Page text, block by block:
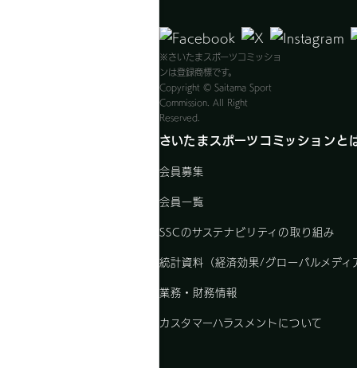
※さいたまスポーツコミッショ
ンは登録商標です。
Copyright © Saitama Sport
Commission. All Right
Reserved.
さいたまスポーツコミッションと
会員募集
会員一覧
SSCのサステナビリティの取り組み
統計資料（経済効果/グローバルメディ
業務・財務情報
カスタマーハラスメントについて